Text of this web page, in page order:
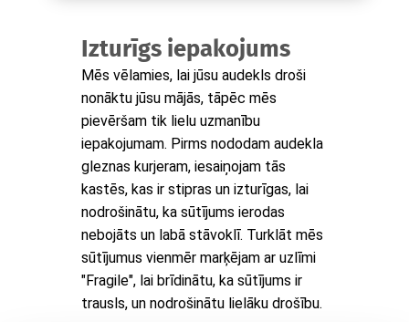
Izturīgs iepakojums
Mēs vēlamies, lai jūsu audekls droši
nonāktu jūsu mājās, tāpēc mēs
pievēršam tik lielu uzmanību
iepakojumam. Pirms nododam audekla
gleznas kurjeram, iesaiņojam tās
kastēs, kas ir stipras un izturīgas, lai
nodrošinātu, ka sūtījums ierodas
nebojāts un labā stāvoklī. Turklāt mēs
sūtījumus vienmēr marķējam ar uzlīmi
"Fragile", lai brīdinātu, ka sūtījums ir
trausls, un nodrošinātu lielāku drošību.